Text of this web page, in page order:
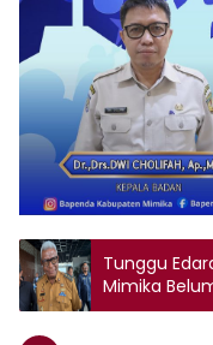
Tunggu
Mimika